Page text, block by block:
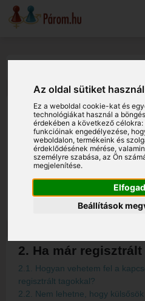
Az oldal sütiket használ
Ez a weboldal cookie-kat és
technológiákat használ a
érdekében a következő célokra:
funkcióinak engedélyezése,
weboldalon,termékeink és
érdeklődésének mérése,
személyre szabása,az Ön
megjelenítése.
Beállítások
1. Ha nem vagy
1.1. Lehet-e a hirdetőkkel
lépni regisztráció nélkül?
1.2. Nem enged a rendszer
már ilyen e-mail cím.
1.3. Nem tudok belépni.
1.4. Hiába írom be az e-mail
csak a főoldalra jutok.
2. Ha már
2.1. Hogyan vehetem fel a
regisztrált tagokkal?
2.2. Nem lehetne, hogy